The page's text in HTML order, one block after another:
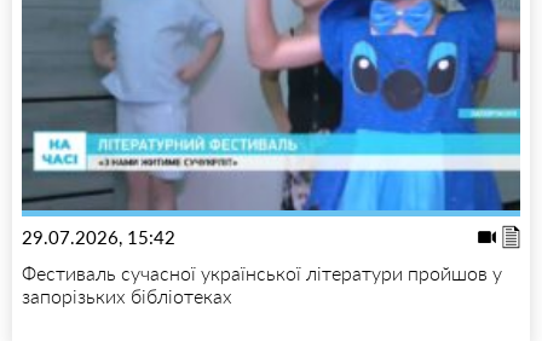
29.07.2026, 15:42
Фестиваль сучасної української літератури пройшов у
запорізьких бібліотеках